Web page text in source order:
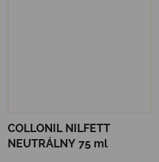
COLLONIL NILFETT
NEUTRÁLNY 75 ml